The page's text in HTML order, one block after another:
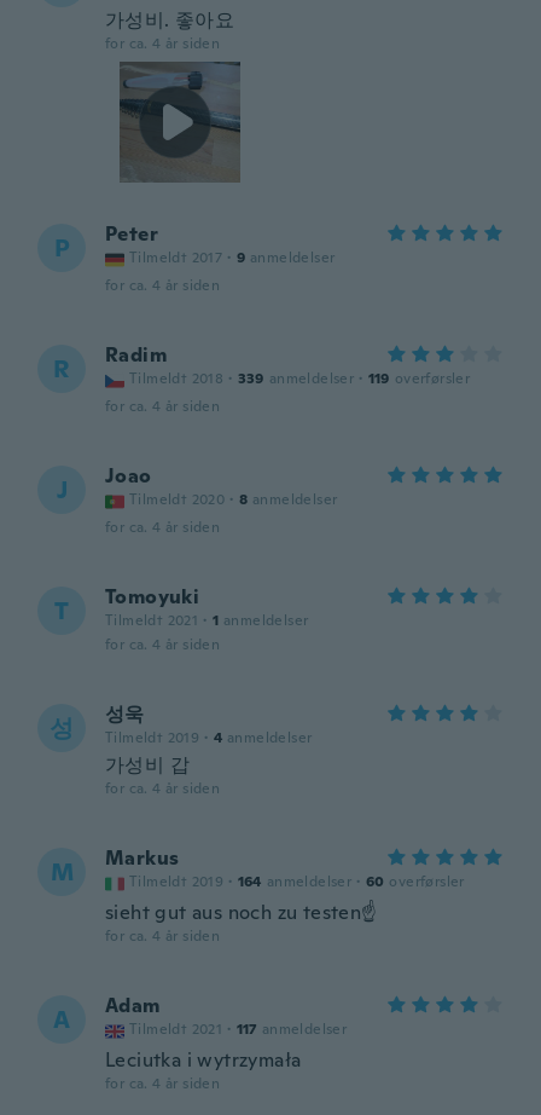
가성비. 좋아요
for ca. 4 år siden
P Peter
Tilmeldt 2017 · 9 anmeldelser
for ca. 4 år siden
R Radim
Tilmeldt 2018 · 339 anmeldelser · 119 overførsler
for ca. 4 år siden
J Joao
Tilmeldt 2020 · 8 anmeldelser
for ca. 4 år siden
T Tomoyuki
Tilmeldt 2021 · 1 anmeldelser
for ca. 4 år siden
성 성욱
Tilmeldt 2019 · 4 anmeldelser
가성비 갑
for ca. 4 år siden
M Markus
Tilmeldt 2019 · 164 anmeldelser · 60 overførsler
sieht gut aus noch zu testen☝️
for ca. 4 år siden
A Adam
Tilmeldt 2021 · 117 anmeldelser
Leciutka i wytrzymała
for ca. 4 år siden